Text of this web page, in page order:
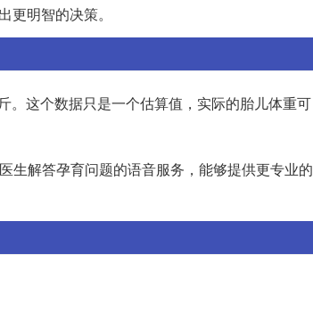
明智的决策。
。这个数据只是一个估算值，实际的胎儿体重可
生解答孕育问题的语音服务，能够提供更专业的